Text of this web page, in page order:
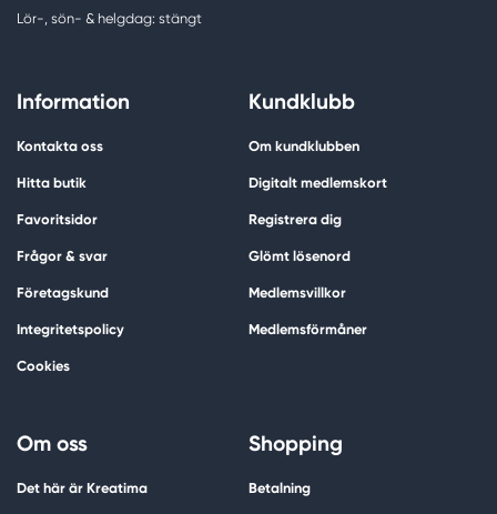
Lör-, sön- & helgdag: stängt
Information
Kontakta oss
Hitta butik
Favoritsidor
Frågor & svar
Företagskund
Integritetspolicy
Cookies
Kundklubb
Om kundklubben
Digitalt medlemskort
Registrera dig
Glömt lösenord
Medlemsvillkor
Medlemsförmåner
Om oss
Det här är Kreatima
Shopping
Betalning